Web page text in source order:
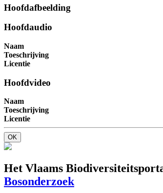
Hoofdafbeelding
Hoofdaudio
Naam
Toeschrijving
Licentie
Hoofdvideo
Naam
Toeschrijving
Licentie
OK
Het Vlaams
Bosonderzoek